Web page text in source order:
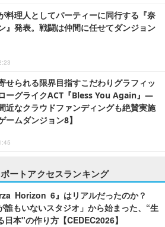
料理人としてパーティーに同行する『奈
』発表。戦闘は仲間に任せてダンジョン
せられる限界目指すこだわりグラフィッ
ーグライクACT『Bless You Again』―
近なクラウドファンディングも絶賛実施
ームダンジョン8】
ートアクセスランキング
Horizon 6』はリアルだったのか？
誰もいないスタジオ」から始まった、“生
日本"の作り方【CEDEC2026】